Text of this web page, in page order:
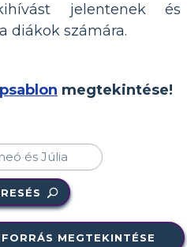
jelentenek és
diákok számára.
megtekintése!
MEGTEKINTÉSE